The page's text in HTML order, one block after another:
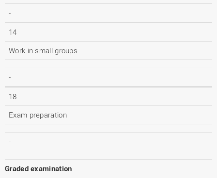
-
14
Work in small groups
-
18
Exam preparation
-
Graded examination